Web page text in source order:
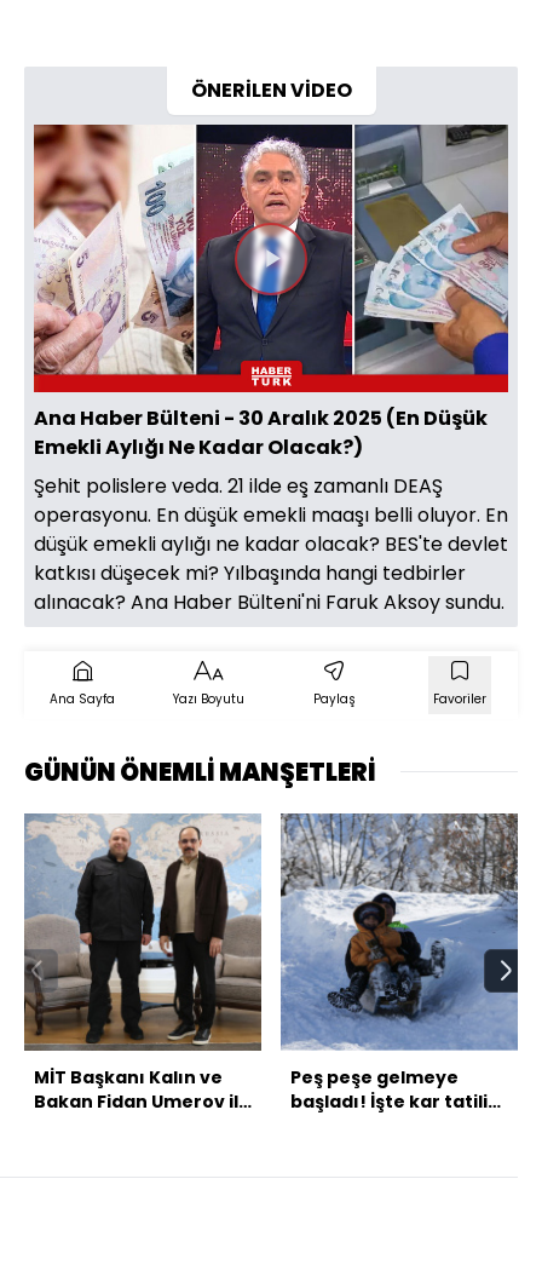
ÖNERİLEN VİDEO
Videoyu
Oynat
Ana Haber Bülteni - 30 Aralık 2025 (En Düşük
Emekli Aylığı Ne Kadar Olacak?)
Şehit polislere veda. 21 ilde eş zamanlı DEAŞ
operasyonu. En düşük emekli maaşı belli oluyor. En
düşük emekli aylığı ne kadar olacak? BES'te devlet
katkısı düşecek mi? Yılbaşında hangi tedbirler
alınacak? Ana Haber Bülteni'ni Faruk Aksoy sundu.
Ana Sayfa Yazı Boyutu Paylaş Favoriler
GÜNÜN ÖNEMLİ MANŞETLERİ
MİT Başkanı Kalın ve
Bakan Fidan Umerov ile
Peş peşe gelmeye
başladı! İşte kar tatili